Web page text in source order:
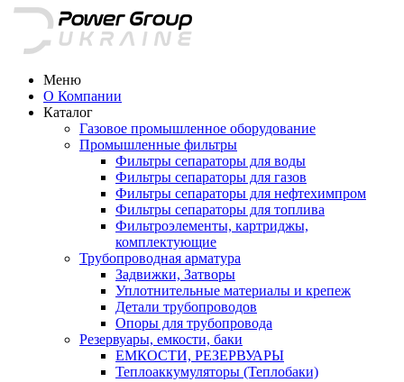
Меню
О Компании
Каталог
Газовое промышленное оборудование
Промышленные фильтры
Фильтры сепараторы для воды
Фильтры сепараторы для газов
Фильтры сепараторы для нефтехимпром
Фильтры сепараторы для топлива
Фильтроэлементы, картриджы,
комплектующие
Трубопроводная арматура
Задвижки, Затворы
Уплотнительные материалы и крепеж
Детали трубопроводов
Опоры для трубопровода
Резервуары, емкости, баки
ЕМКОСТИ, РЕЗЕРВУАРЫ
Теплоаккумуляторы (Теплобаки)